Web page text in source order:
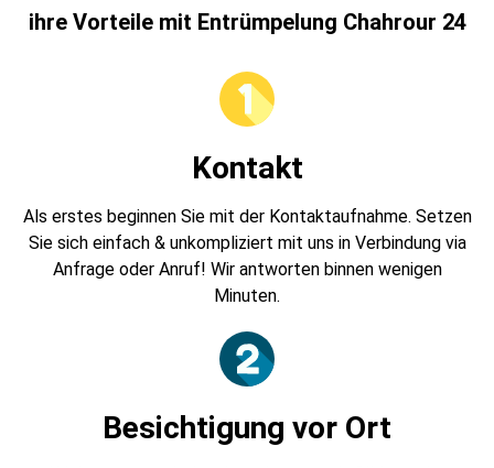
ihre Vorteile mit Entrümpelung Chahrour 24
Kontakt
Als erstes beginnen Sie mit der Kontaktaufnahme. Setzen
Sie sich einfach & unkompliziert mit uns in Verbindung via
Anfrage oder Anruf! Wir antworten binnen wenigen
Minuten.
Besichtigung vor Ort